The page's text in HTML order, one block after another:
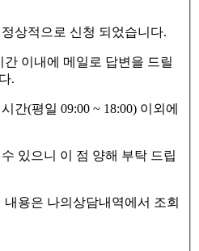
상적으로 신청 되었습니다.
간 이내에 메일로 답변을 드릴
.
간(평일 09:00 ~ 18:00) 이외에
있으니 이 점 양해 부탁 드립
내용은 나의상담내역에서 조회